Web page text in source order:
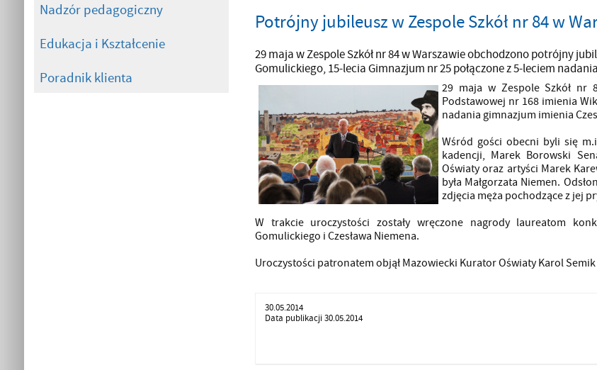
Nadzór pedagogiczny
Edukacja i Kształcenie
Poradnik klienta
Potrójny jubileusz w Zespole Szkół nr 84 w
29 maja w Zespole Szkół nr 84 w Warszawie obchodzono potrójny
Gomulickiego, 15-lecia Gimnazjum nr 25 połączone z 5-leciem
29 maja w Zespole Szkół nr
Podstawowej nr 168 imienia
nadania gimnazjum imienia
Wśród gości obecni byli się
kadencji, Marek Borowski
Oświaty oraz artyści Marek
była Małgorzata Niemen.
zdjęcia męża pochodzące z jej
W trakcie uroczystości zostały wręczone nagrody laureatom
Gomulickiego i Czesława Niemena.
Uroczystości patronatem objął Mazowiecki Kurator Oświaty Karol
30.05.2014
Data publikacji 30.05.2014